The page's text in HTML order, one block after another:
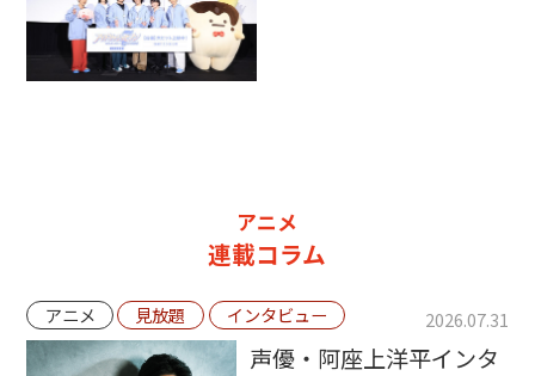
アニメ
連載コラム
アニメ 見放題 インタビュー 2026.07.31
声優・阿座上洋平インタ